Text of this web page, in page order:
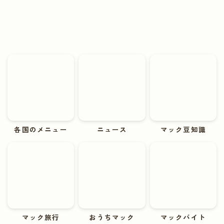
各国のメニュー ニュース マック豆知識
マック旅行 おうちマック マックバイト